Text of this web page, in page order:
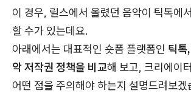
이 경우, 릴스에서 올렸던 음악이 틱톡에
할 수가 있는데요.
아래에서는 대표적인 숏폼 플랫폼인 틱톡
악 저작권 정책을 비교해 보고, 크리에이
어떤 점을 주의해야 하는지 설명드려보겠